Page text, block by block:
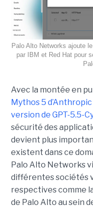
Palo Alto Networks ajoute
par IBM et Red Hat pour
Avec la montée en
Mythos 5 d’Anthropic
version de GPT-5.5-
sécurité des
devient plus
existent dans ce
Palo Alto Networks
différentes sociétés
respectives comme
de Palo Alto au sein